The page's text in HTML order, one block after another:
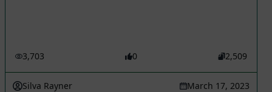
3,703 0 2,509
Silva Rayner March 17, 2023